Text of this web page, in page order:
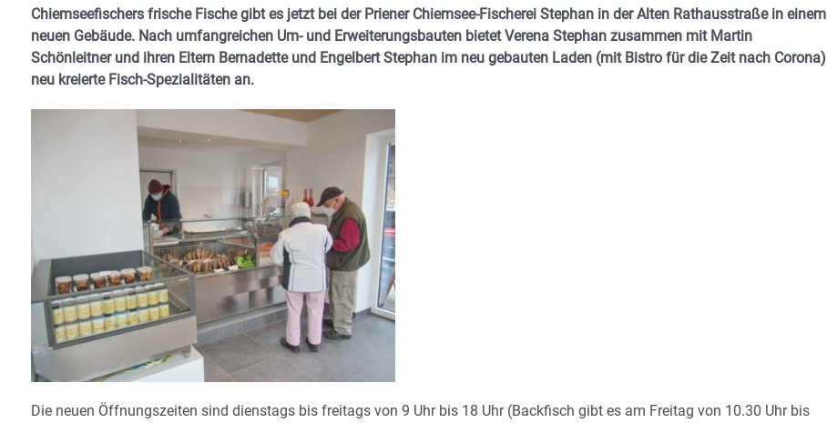
Chiemseefischers frische Fische gibt es jetzt bei der Priener Chiemsee-Fischerei Stephan in der Alten Rathausstraße in einem
neuen Gebäude. Nach umfangreichen Um- und Erweiterungsbauten bietet Verena Stephan zusammen mit Martin
Schönleitner und ihren Eltern Bernadette und Engelbert Stephan im neu gebauten Laden (mit Bistro für die Zeit nach Corona)
neu kreierte Fisch-Spezialitäten an.
Die neuen Öffnungszeiten sind dienstags bis freitags von 9 Uhr bis 18 Uhr (Backfisch gibt es am Freitag von 10.30 Uhr bis